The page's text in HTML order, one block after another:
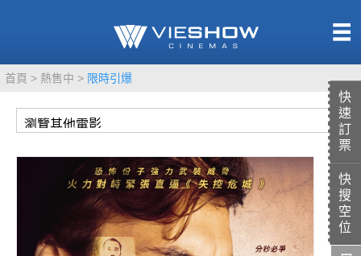
快
速
訂
票
快
搜
空
位
首頁 熱售中 限時引爆
TITAN SCREEN
MUCROWN
IMAX
4DX
影城餐飲
UNICORN